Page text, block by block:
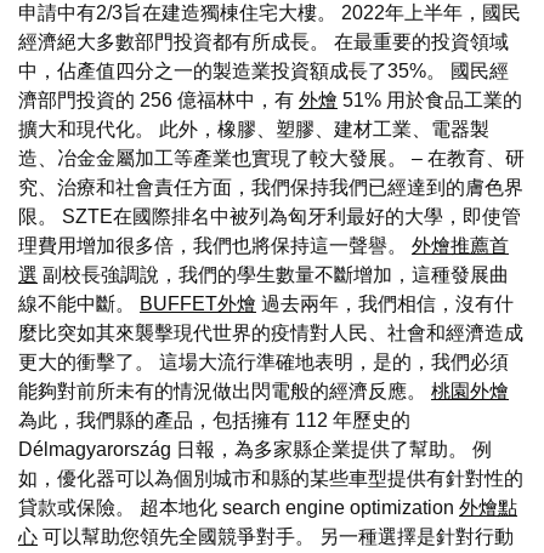
申請中有2/3旨在建造獨棟住宅大樓。 2022年上半年，國民
經濟絕大多數部門投資都有所成長。 在最重要的投資領域
中，佔產值四分之一的製造業投資額成長了35%。 國民經
濟部門投資的 256 億福林中，有 外燴 51% 用於食品工業的
擴大和現代化。 此外，橡膠、塑膠、建材工業、電器製
造、冶金金屬加工等產業也實現了較大發展。 – 在教育、研
究、治療和社會責任方面，我們保持我們已經達到的膚色界
限。 SZTE在國際排名中被列為匈牙利最好的大學，即使管
理費用增加很多倍，我們也將保持這一聲譽。 外燴推薦首
選 副校長強調說，我們的學生數量不斷增加，這種發展曲
線不能中斷。
BUFFET外燴 過去兩年，我們相信，沒有什
麼比突如其來襲擊現代世界的疫情對人民、社會和經濟造成
更大的衝擊了。 這場大流行準確地表明，是的，我們必須
能夠對前所未有的情況做出閃電般的經濟反應。 桃園外燴
為此，我們縣的產品，包括擁有 112 年歷史的
Délmagyarország 日報，為多家縣企業提供了幫助。 例
如，優化器可以為個別城市和縣的某些車型提供有針對性的
貸款或保險。 超本地化 search engine optimization 外燴點
心 可以幫助您領先全國競爭對手。 另一種選擇是針對行動